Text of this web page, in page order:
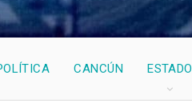
CANCÚN ESTADO